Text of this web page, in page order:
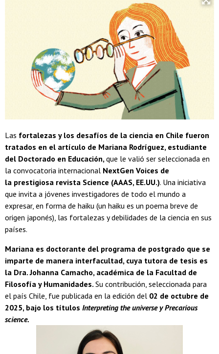
Las fortalezas y los desafíos de la ciencia en Chile fueron
tratados en el artículo de Mariana Rodríguez, estudiante
del Doctorado en Educación,que le valió ser seleccionada en
la convocatoria internacional NextGen Voices de
la prestigiosa revista Science (AAAS, EE.UU.). Una iniciativa
que invita a jóvenes investigadores de todo el mundo a
expresar, en forma de haiku (un haiku es un poema breve de
origen japonés), las fortalezas y debilidades de la ciencia en sus
países.
Mariana es doctorante del programa de postgrado que se
imparte de manera interfacultad, cuya tutora de tesis es
la Dra. Johanna Camacho, académica de la Facultad de
Filosofía y Humanidades. Su contribución, seleccionada para
el país Chile, fue publicada en la edición del 02 de octubre de
2025, bajo los títulos Interpreting the universe y Precarious
science.